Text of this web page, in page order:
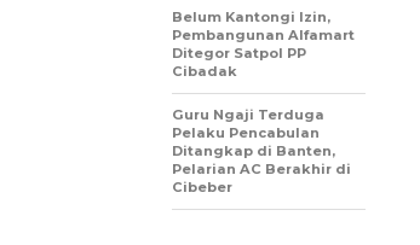
Belum Kantongi Izin,
Pembangunan Alfamart
Ditegor Satpol PP
Cibadak
Guru Ngaji Terduga
Pelaku Pencabulan
Ditangkap di Banten,
Pelarian AC Berakhir di
Cibeber